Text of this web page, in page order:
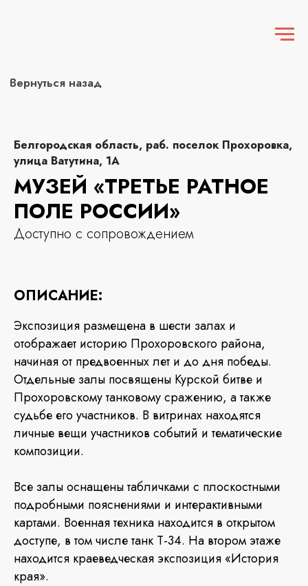
Белгородская область, раб. поселок Прохоровка,
улица Ватутина, 1А
МУЗЕЙ «ТРЕТЬЕ РАТНОЕ
ПОЛЕ РОССИИ»
Доступно с сопровождением
ОПИСАНИЕ:
Экспозиция размещена в шести залах и
отображает историю Прохоровского района,
начиная от предвоенных лет и до дня победы.
Отдельные залы посвящены Курской битве и
Прохоровскому танковому сражению, а также
судьбе его участников. В витринах находятся
личные вещи участников событий и тематические
композиции.
Все залы оснащены табличками с плоскостными
подробными пояснениями и интерактивными
картами. Военная техника находится в открытом
доступе, в том числе танк Т-34. На втором этаже
находится краеведческая экспозиция «История
края».